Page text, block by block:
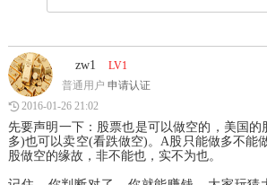
zw1
LV1
普通用户 申请认证
2016-01-26 21:02
先要声明一下：股票也是可以做空的，美国
多)也可以卖空(看跌做空)。A股只能做多不能
股做空的缘故，非不能也，实不为也。